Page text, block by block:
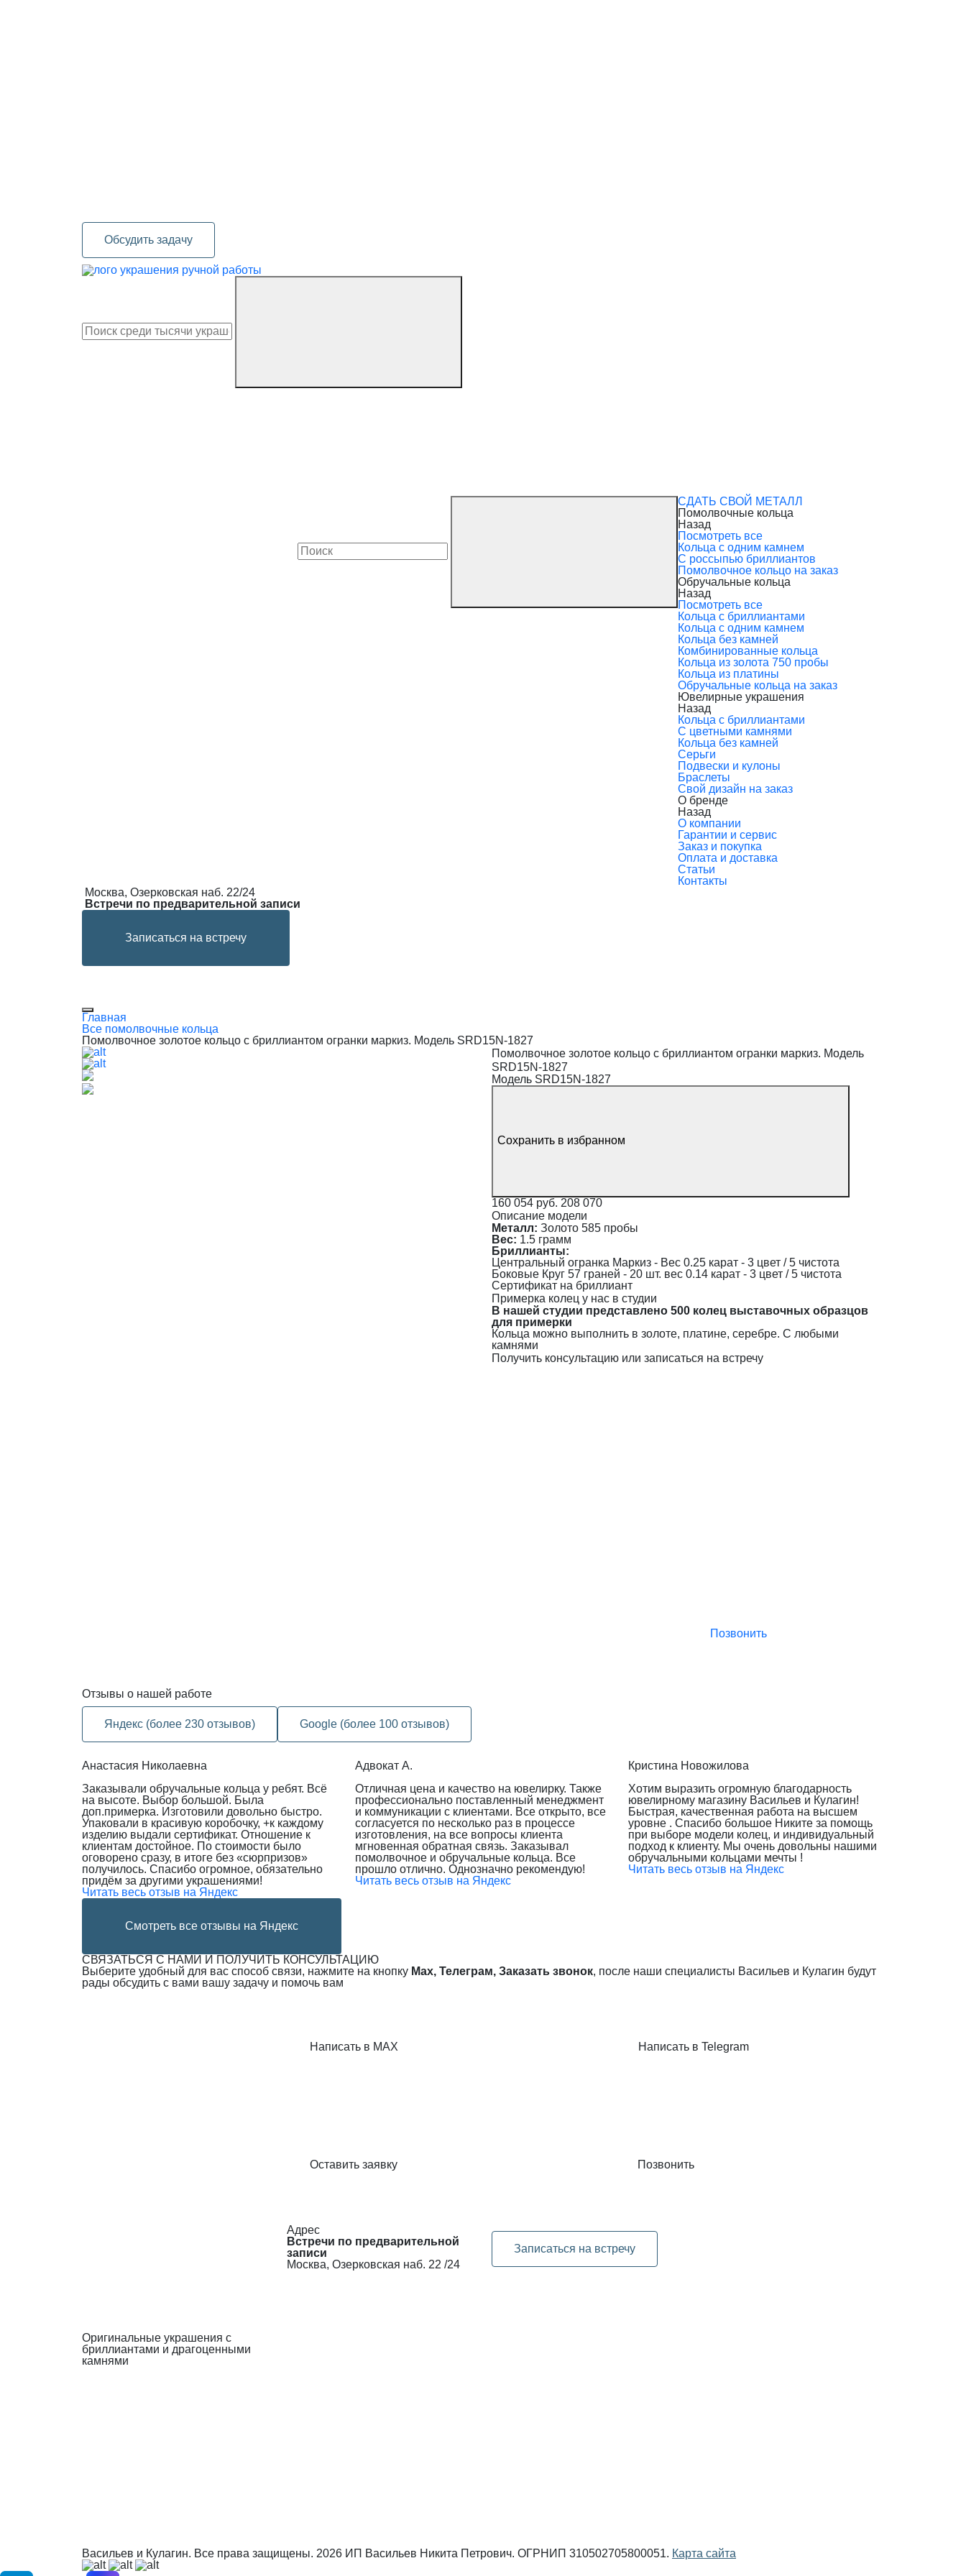
Обсудить задачу
украшения ручной работы
СДАТЬ СВОЙ МЕТАЛЛ
Помолвочные кольца
Назад
Посмотреть все
Кольца с одним камнем
С россыпью бриллиантов
Помолвочное кольцо на заказ
Обручальные кольца
Назад
Посмотреть все
Кольца с бриллиантами
Кольца с одним камнем
Кольца без камней
Комбинированные кольца
Кольца из золота 750 пробы
Кольца из платины
Обручальные кольца на заказ
Ювелирные украшения
Назад
Кольца с бриллиантами
С цветными камнями
Кольца без камней
Серьги
Подвески и кулоны
Браслеты
Свой дизайн на заказ
О бренде
Назад
О компании
Гарантии и сервис
Заказ и покупка
Оплата и доставка
Статьи
Контакты
Москва, Озерковская наб. 22/24
Встречи по предварительной записи
Записаться на встречу
Главная
Все помолвочные кольца
Помолвочное золотое кольцо с бриллиантом огранки маркиз. Модель SRD15N-1827
Помолвочное золотое кольцо с бриллиантом огранки маркиз. Модель
SRD15N-1827
Модель SRD15N-1827
Сохранить в избранном
160 054 руб. 208 070
Описание модели
Металл: Золото 585 пробы
Вес: 1.5 грамм
Бриллианты:
Центральный огранка Маркиз - Вес 0.25 карат - 3 цвет / 5 чистота
Боковые Круг 57 граней - 20 шт. вес 0.14 карат - 3 цвет / 5 чистота
Сертификат на бриллиант
Примерка колец у нас в студии
В нашей студии представлено 500 колец выставочных образцов
для примерки
Кольца можно выполнить в золоте, платине, серебре. С любыми
камнями
Получить консультацию или записаться на встречу
Позвонить
Отзывы о нашей работе
Яндекс (более 230 отзывов) Google (более 100 отзывов)
Анастасия Николаевна
Заказывали обручальные кольца у ребят. Всё
на высоте. Выбор большой. Была
доп.примерка. Изготовили довольно быстро.
Упаковали в красивую коробочку, +к каждому
изделию выдали сертификат. Отношение к
клиентам достойное. По стоимости было
оговорено сразу, в итоге без «сюрпризов»
получилось. Спасибо огромное, обязательно
придём за другими украшениями!
Читать весь отзыв на Яндекс
Адвокат А.
Отличная цена и качество на ювелирку. Также
профессионально поставленный менеджмент
и коммуникации с клиентами. Все открыто, все
согласуется по несколько раз в процессе
изготовления, на все вопросы клиента
мгновенная обратная связь. Заказывал
помолвочное и обручальные кольца. Все
прошло отлично. Однозначно рекомендую!
Читать весь отзыв на Яндекс
Кристина Новожилова
Хотим выразить огромную благодарность
ювелирному магазину Васильев и Кулагин!
Быстрая, качественная работа на высшем
уровне . Спасибо большое Никите за помощь
при выборе модели колец, и индивидуальный
подход к клиенту. Мы очень довольны нашими
обручальными кольцами мечты !
Читать весь отзыв на Яндекс
Смотреть все отзывы на Яндекс
СВЯЗАТЬСЯ С НАМИ И ПОЛУЧИТЬ КОНСУЛЬТАЦИЮ
Выберите удобный для вас способ связи, нажмите на кнопку Max, Телеграм, Заказать звонок, после наши специалисты Васильев и Кулагин будут
рады обсудить с вами вашу задачу и помочь вам
Написать в MAX Написать в Telegram
Оставить заявку Позвонить
Оригинальные украшения с
бриллиантами и драгоценными
камнями
Адрес
Встречи по предварительной
записи
Москва, Озерковская наб. 22 /24
Записаться на встречу
Васильев и Кулагин. Все права защищены. 2026 ИП Васильев Никита Петрович. ОГРНИП 310502705800051. Карта сайта